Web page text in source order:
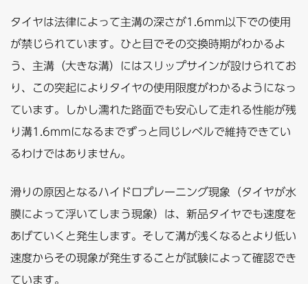
タイヤは法律によって主溝の深さが1.6mm以下での使用
が禁じられています。ひと目でその交換時期がわかるよ
う、主溝（大きな溝）にはスリップサインが設けられてお
り、この突起によりタイヤの使用限度がわかるようになっ
ています。しかし濡れた路面でも安心して走れる性能が残
り溝1.6mmになるまでずっと同じレベルで維持できてい
るわけではありません。
滑りの原因となるハイドロプレーニング現象（タイヤが水
膜によって浮いてしまう現象）は、新品タイヤでも速度を
あげていくと発生します。そして溝が浅くなるとより低い
速度からその現象が発生することが試験によって確認でき
ています。